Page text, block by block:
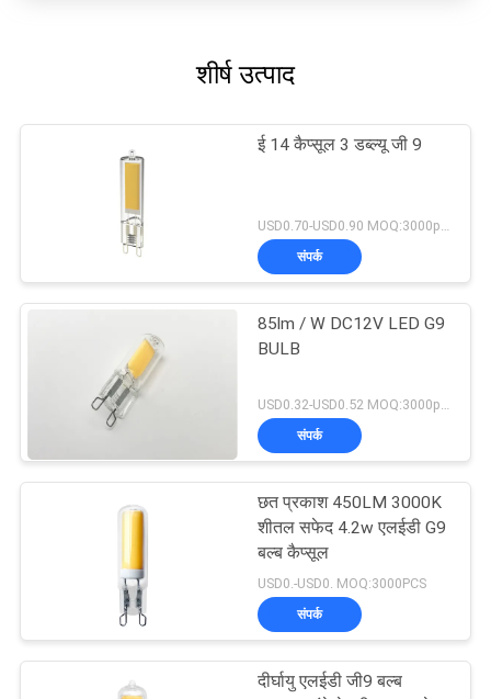
शीर्ष उत्पाद
ई 14 कैप्सूल 3 डब्ल्यू जी 9
USD0.70-USD0.90 MOQ:3000pcs
संपर्क
85lm / W DC12V LED G9
BULB
संपर्क
छत प्रकाश 450LM 3000K
शीतल सफेद 4.2w एलईडी G9
बल्ब कैप्सूल
USD0.-USD0. MOQ:3000PCS
संपर्क
दीर्घायु एलईडी जी9 बल्ब